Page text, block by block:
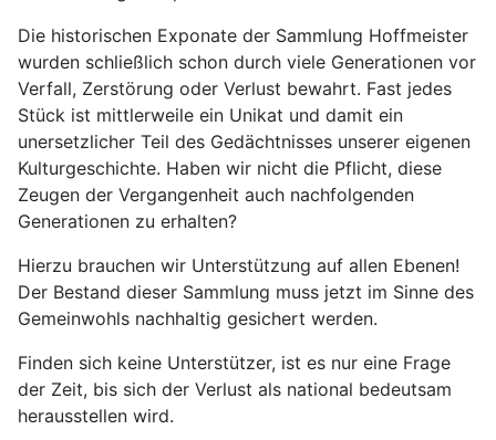
Die historischen Exponate der Sammlung Hoffmeister
wurden schließlich schon durch viele Generationen vor
Verfall, Zerstörung oder Verlust bewahrt. Fast jedes
Stück ist mittlerweile ein Unikat und damit ein
unersetzlicher Teil des Gedächtnisses unserer eigenen
Kulturgeschichte. Haben wir nicht die Pflicht, diese
Zeugen der Vergangenheit auch nachfolgenden
Generationen zu erhalten?
Hierzu brauchen wir Unterstützung auf allen Ebenen!
Der Bestand dieser Sammlung muss jetzt im Sinne des
Gemeinwohls nachhaltig gesichert werden.
Finden sich keine Unterstützer, ist es nur eine Frage
der Zeit, bis sich der Verlust als national bedeutsam
herausstellen wird.